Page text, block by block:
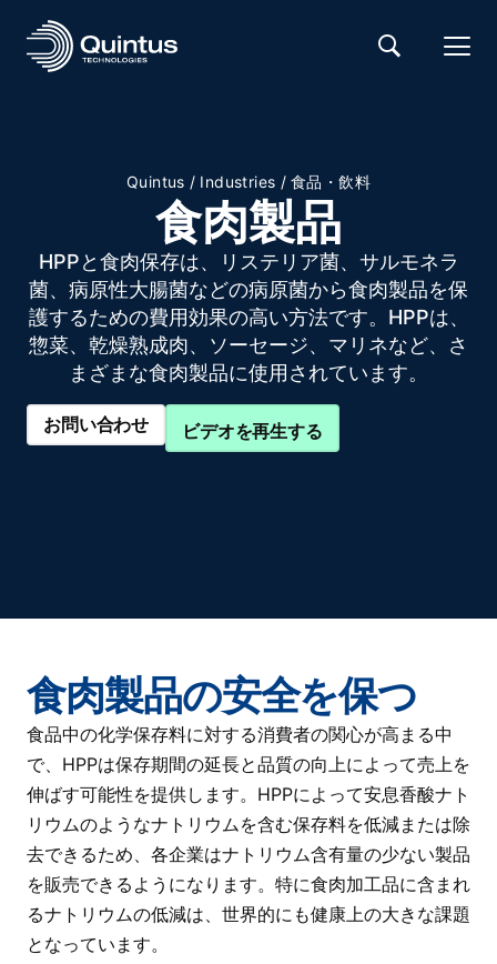
Quintus / Industries / 食品・飲料
食肉製品
HPPと食肉保存は、リステリア菌、サルモネラ
菌、病原性大腸菌などの病原菌から食肉製品を保
護するための費用効果の高い方法です。HPPは、
惣菜、乾燥熟成肉、ソーセージ、マリネなど、さ
まざまな食肉製品に使用されています。
お問い合わせ ビデオを再生する
食肉製品の安全を保つ
食品中の化学保存料に対する消費者の関心が高まる中
で、HPPは保存期間の延長と品質の向上によって売上を
伸ばす可能性を提供します。HPPによって安息香酸ナト
リウムのようなナトリウムを含む保存料を低減または除
去できるため、各企業はナトリウム含有量の少ない製品
を販売できるようになります。特に食肉加工品に含まれ
るナトリウムの低減は、世界的にも健康上の大きな課題
となっています。